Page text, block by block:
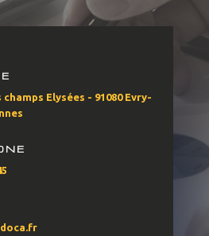
champs Elysées - 91080 Evry-